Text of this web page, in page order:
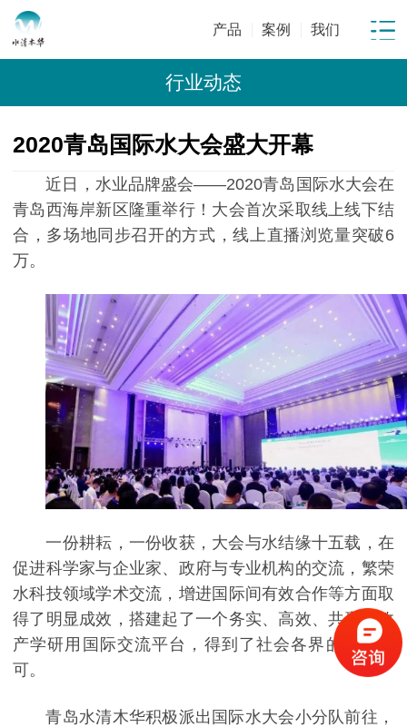
产品 案例 我们
行业动态
2020青岛国际水大会盛大开幕
近日，水业品牌盛会——2020青岛国际水大会在
青岛西海岸新区隆重举行！大会首次采取线上线下结
合，多场地同步召开的方式，线上直播浏览量突破6
万。
一份耕耘，一份收获，大会与水结缘十五载，在
促进科学家与企业家、政府与专业机构的交流，繁荣
水科技领域学术交流，增进国际间有效合作等方面取
得了明显成效，搭建起了一个务实、高效、共赢的政
产学研用国际交流平台，得到了社会各界的广泛认
可。
青岛水清木华积极派出国际水大会小分队前往，